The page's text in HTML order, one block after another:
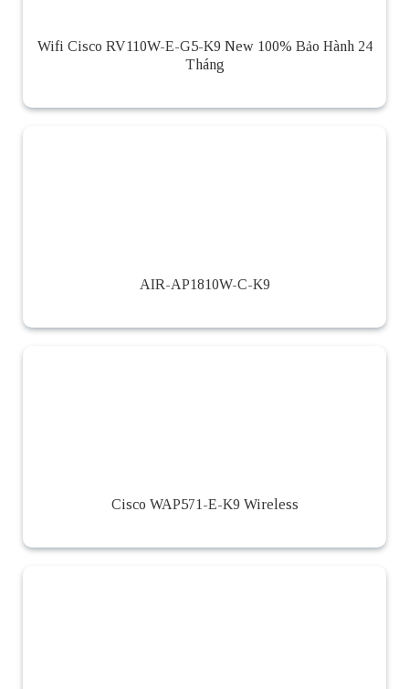
Wifi Cisco RV110W-E-G5-K9 New 100% Bảo Hành 24
Tháng
AIR-AP1810W-C-K9
Cisco WAP571-E-K9 Wireless